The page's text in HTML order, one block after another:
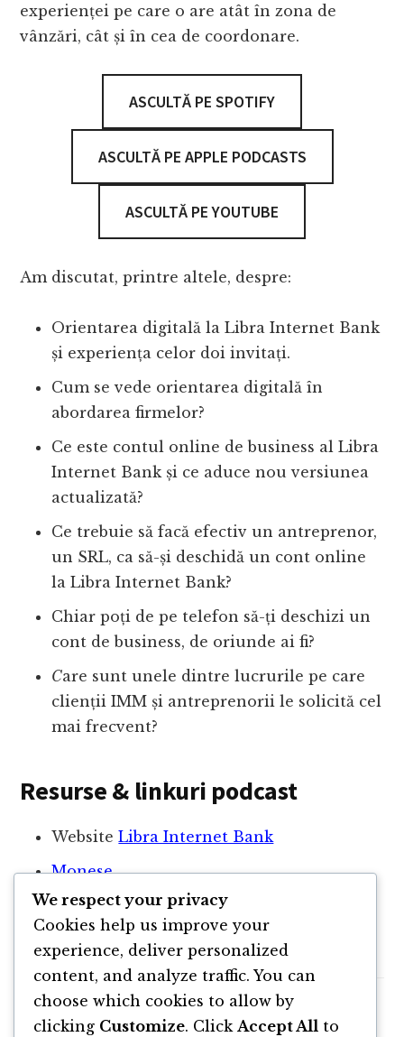
experienței pe care o are atât în zona de
vânzări, cât și în cea de coordonare.
ASCULTĂ PE SPOTIFY
ASCULTĂ PE APPLE PODCASTS
ASCULTĂ PE YOUTUBE
Am discutat, printre altele, despre:
Orientarea digitală la Libra Internet Bank
și experiența celor doi invitați.
Cum se vede orientarea digitală în
abordarea firmelor?
Ce este contul online de business al Libra
Internet Bank și ce aduce nou versiunea
actualizată?
Ce trebuie să facă efectiv un antreprenor,
un SRL, ca să-și deschidă un cont online
la Libra Internet Bank?
Chiar poți de pe telefon să-ți deschizi un
cont de business, de oriunde ai fi?
Care sunt unele dintre lucrurile pe care
clienții IMM și antreprenorii le solicită cel
mai frecvent?
Resurse & linkuri podcast
WebsiteLibra Internet Bank
Monese
TrasferWise
Revolut
We respect your privacy
Cookies help us improve your
experience, deliver personalized
content, and analyze traffic. You can
choose which cookies to allow by
clicking Customize. Click Accept All to